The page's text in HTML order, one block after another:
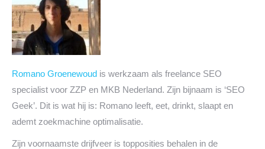
Romano Groenewoud is werkzaam als freelance SEO
specialist voor ZZP en MKB Nederland. Zijn bijnaam is ‘SEO
Geek’. Dit is wat hij is: Romano leeft, eet, drinkt, slaapt en
ademt zoekmachine optimalisatie.
Zijn voornaamste drijfveer is topposities behalen in de